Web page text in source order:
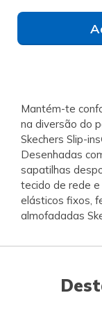
Mantém-te
na diversão do
Skechers Slip-
Desenhadas
sapatilhas
tecido de rede
elásticos fixos,
almofadadas